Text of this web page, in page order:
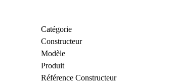
Catégorie
Constructeur
Modèle
Produit
Référence Constructeur